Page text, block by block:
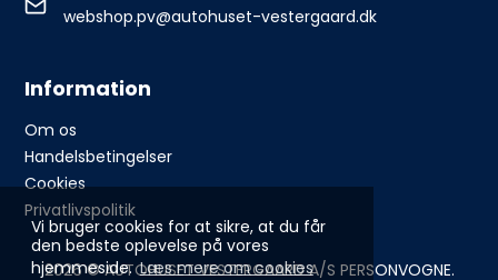
Vi bruger cookies for at sikre, at du får
den bedste oplevelse på vores
hjemmeside.Læs mere om cookies
webshop.pv@autohuset-vestergaard.dk
Information
Om os
Handelsbetingelser
Cookies
Privatlivspolitik
2026 © AUTOHUSET VESTERGAARD A/S PERSONVOGNE.